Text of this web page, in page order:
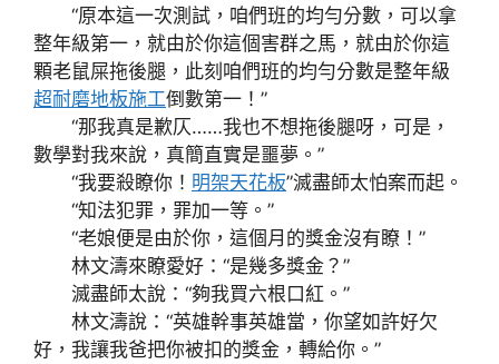
“原本這一次測試，咱們班的均勻分數，可以拿
整年級第一，就由於你這個害群之馬，就由於你這
顆老鼠屎拖後腿，此刻咱們班的均勻分數是整年級
超耐磨地板施工倒數第一！”
“那我真是歉仄……我也不想拖後腿呀，可是，
數學對我來說，真簡直實是噩夢。”
“我要殺瞭你！ 明架天花板”滅盡師太怕案而起。
“知法犯罪，罪加一等。”
“老娘便是由於你，這個月的獎金沒有瞭！”
林文濤來瞭愛好：“是幾多獎金？”
滅盡師太說：“夠我買六根口紅。”
林文濤說：“英雄幹事英雄當，你望如許好欠
好，我讓我爸把你被扣的獎金，轉給你。”